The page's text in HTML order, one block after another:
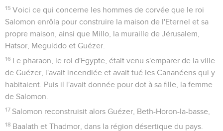
15 Voici ce qui concerne les hommes de corvée que le roi
Salomon enrôla pour construire la maison de l'Eternel et sa
propre maison, ainsi que Millo, la muraille de Jérusalem,
Hatsor, Meguiddo et Guézer.
16 Le pharaon, le roi d'Egypte, était venu s'emparer de la ville
de Guézer, l'avait incendiée et avait tué les Cananéens qui y
habitaient. Puis il l'avait donnée pour dot à sa fille, la femme
de Salomon.
17 Salomon reconstruisit alors Guézer, Beth-Horon-la-basse,
18 Baalath et Thadmor, dans la région désertique du pays.